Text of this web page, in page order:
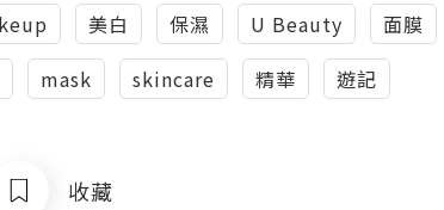
美白 保濕 U Beauty 面膜
mask
skincare 精華 遊記
收藏